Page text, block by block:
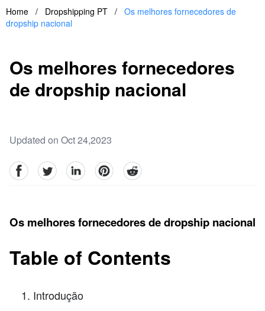
Home / Dropshipping PT / Os melhores fornecedores de
dropship nacional
Os melhores fornecedores
de dropship nacional
Updated on Oct 24,2023
facebookTwitter linkedinpinterestreddit
Os melhores fornecedores de dropship nacional
Table of Contents
Introdução